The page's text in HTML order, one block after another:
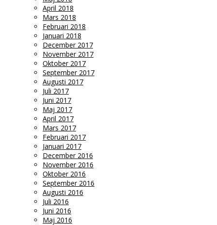
April 2018
Mars 2018
Februari 2018
Januari 2018
December 2017
November 2017
Oktober 2017
September 2017
Augusti 2017
Juli 2017
Juni 2017
Maj 2017
April 2017
Mars 2017
Februari 2017
Januari 2017
December 2016
November 2016
Oktober 2016
September 2016
Augusti 2016
Juli 2016
Juni 2016
Maj 2016